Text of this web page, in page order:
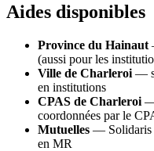
Aides disponibles
Province du Hainaut
(aussi pour les
Ville de Charleroi —
en institutions
CPAS de Charleroi —
coordonnées par le
Mutuelles — Solidaris
en MR